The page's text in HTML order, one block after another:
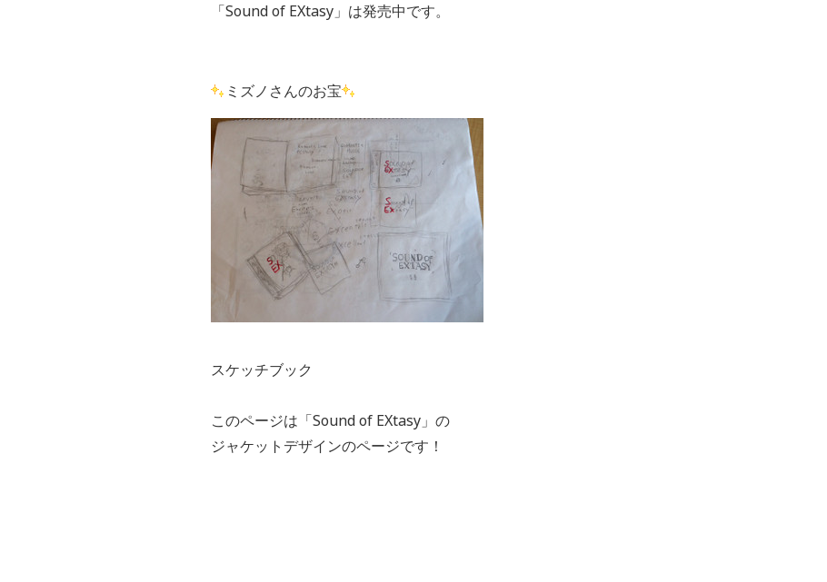
「Sound of EXtasy」は発売中です。
ミズノさんのお宝
スケッチブック
このページは「Sound of EXtasy」の
ジャケットデザインのページです！